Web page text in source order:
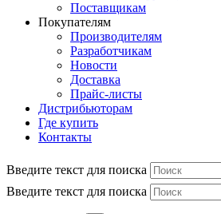
Поставщикам
Покупателям
Производителям
Разработчикам
Новости
Доставка
Прайс-листы
Дистрибьюторам
Где купить
Контакты
Введите текст для поиска
Введите текст для поиска